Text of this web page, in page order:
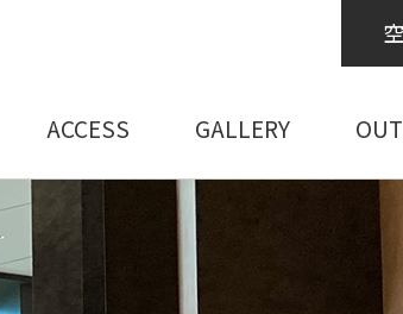
ACCESS GALLERY